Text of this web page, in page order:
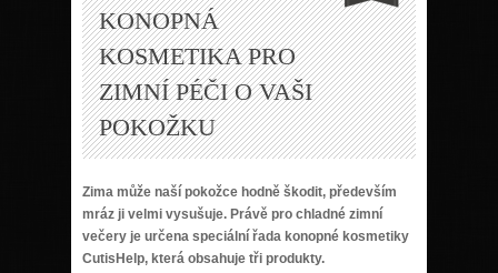
KONOPNÁ
KOSMETIKA PRO
ZIMNÍ PÉČI O VAŠI
POKOŽKU
Zima může naší pokožce hodně škodit, především
mráz ji velmi vysušuje. Právě pro chladné zimní
večery je určena speciální řada konopné kosmetiky
CutisHelp, která obsahuje tři produkty.